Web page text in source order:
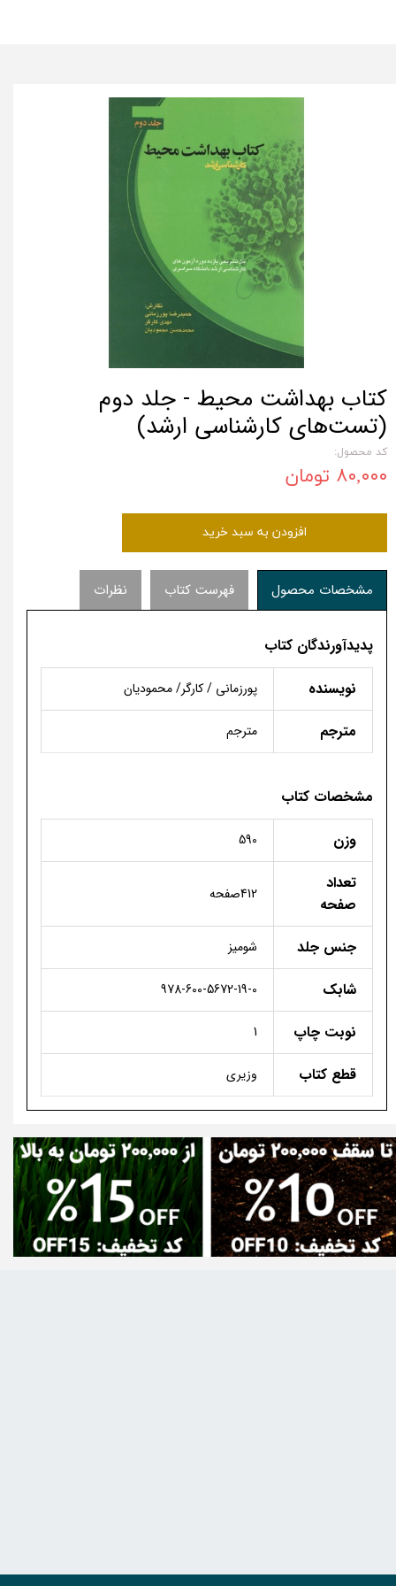
کتاب بهداشت محیط - جلد دوم
(تست‌های کارشناسی ارشد)
کد محصول:
۸۰,۰۰۰ تومان
افزودن به سبد خرید
مشخصات محصول فهرست کتاب نظرات
پدیدآورندگان کتاب
نویسنده
پورزمانی / کارگر/ محمودیان
مترجم مترجم
مشخصات کتاب
وزن
590
تعداد
صفحه
412صفحه
جنس جلد شومیز
شابک 978-600-5672-19-0
نوبت چاپ 1
قطع کتاب وزیری